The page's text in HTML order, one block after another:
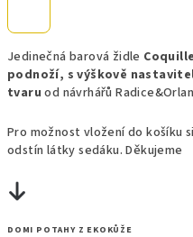
Jedinečná barová židle
podnoží, s výškově
tvaruod návrhářů
Pro možnost vložení do košíku
odstín látky sedáku. Děkujeme
DOMI POTAHY Z EKOKŮŽE